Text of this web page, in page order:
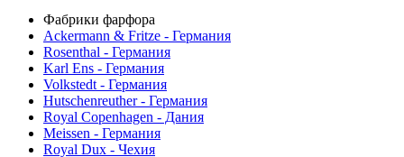
Фабрики фарфора
Ackermann & Fritze - Германия
Rosenthal - Германия
Karl Ens - Германия
Volkstedt - Германия
Hutschenreuther - Германия
Royal Copenhagen - Дания
Meissen - Германия
Royal Dux - Чехия